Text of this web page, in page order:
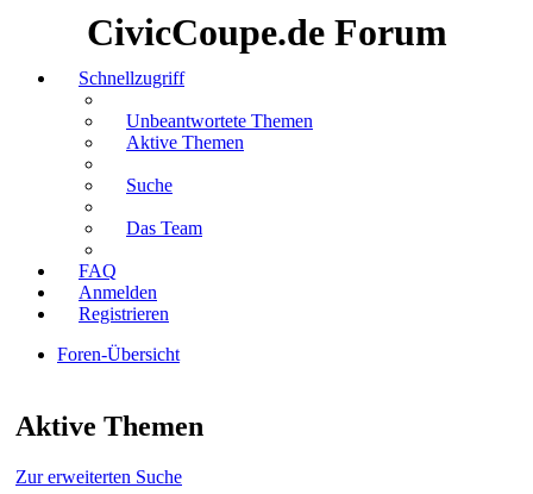
CivicCoupe.de Forum
Schnellzugriff
Unbeantwortete Themen
Aktive Themen
Suche
Das Team
FAQ
Anmelden
Registrieren
Foren-Übersicht
Aktive Themen
Zur erweiterten Suche